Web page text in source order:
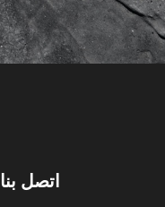
اتصل بنا